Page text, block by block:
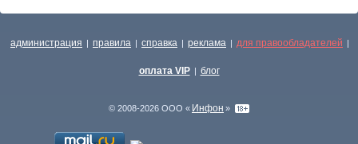
администрация | правила | справка | реклама | для правообладателей |
оплата VIP | блог
© 2008-2026 ООО « Инфон »